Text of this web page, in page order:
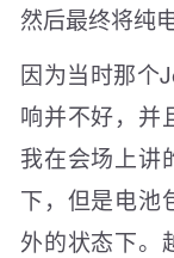
然后最终将纯
因为当时那个
响并不好，并
我在会场上讲
下，但是电池
外的状态下。